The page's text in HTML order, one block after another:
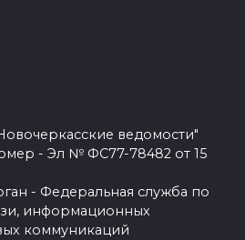
ведомости"
- Эл № ФС77-78482 от 15
- Федеральная служба по
информационных
коммуникаций